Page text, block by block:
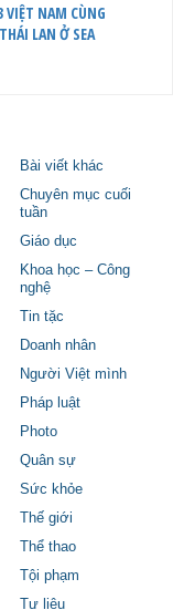
VIỆT NAM CÙNG
LAN Ở SEA
Bài viết khác
Chuyên mục cuối
tuần
Giáo dục
Khoa học – Công
nghệ
Tin tặc
Doanh nhân
Người Việt mình
Pháp luật
Photo
Quân sự
Sức khỏe
Thế giới
Thể thao
Tội phạm
Tư liệu